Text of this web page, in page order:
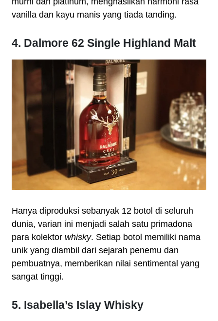
vanilla dan kayu manis yang tiada tanding.
4. Dalmore 62 Single Highland Malt
Hanya diproduksi sebanyak 12 botol di seluruh
dunia, varian ini menjadi salah satu primadona
para kolektor whisky. Setiap botol memiliki nama
unik yang diambil dari sejarah penemu dan
pembuatnya, memberikan nilai sentimental yang
sangat tinggi.
5. Isabella’s Islay Whisky